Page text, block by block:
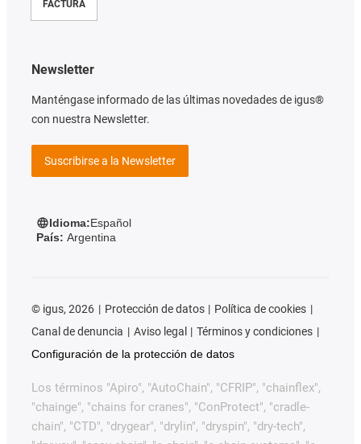
FACTURA
Newsletter
Manténgase informado de las últimas novedades de igus®
con nuestra Newsletter.
Suscribirse a la Newsletter
Idioma:Español
País: Argentina
© igus, 2026 Protección de datos
Política de cookies
Canal de denuncia
Aviso legal
Términos y condiciones
Configuración de la protección de datos
Los términos "Apiro", "AutoChain", "CFRIP", "chainflex",
"chainge", "chains for cranes", "ConProtect", "cradle-
chain", "CTD", "drygear", "drylin", "dryspin", "dry-tech",